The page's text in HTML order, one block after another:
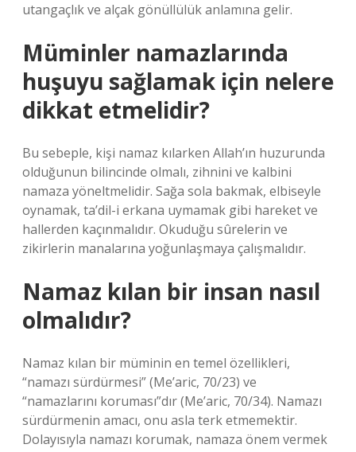
utangaçlık ve alçak gönüllülük anlamına gelir.
Müminler namazlarında
huşuyu sağlamak için nelere
dikkat etmelidir?
Bu sebeple, kişi namaz kılarken Allah’ın huzurunda
olduğunun bilincinde olmalı, zihnini ve kalbini
namaza yöneltmelidir. Sağa sola bakmak, elbiseyle
oynamak, ta’dil-i erkana uymamak gibi hareket ve
hallerden kaçınmalıdır. Okuduğu sûrelerin ve
zikirlerin manalarına yoğunlaşmaya çalışmalıdır.
Namaz kılan bir insan nasıl
olmalıdır?
Namaz kılan bir müminin en temel özellikleri,
“namazı sürdürmesi” (Me’aric, 70/23) ve
“namazlarını koruması”dır (Me’aric, 70/34). Namazı
sürdürmenin amacı, onu asla terk etmemektir.
Dolayısıyla namazı korumak, namaza önem vermek